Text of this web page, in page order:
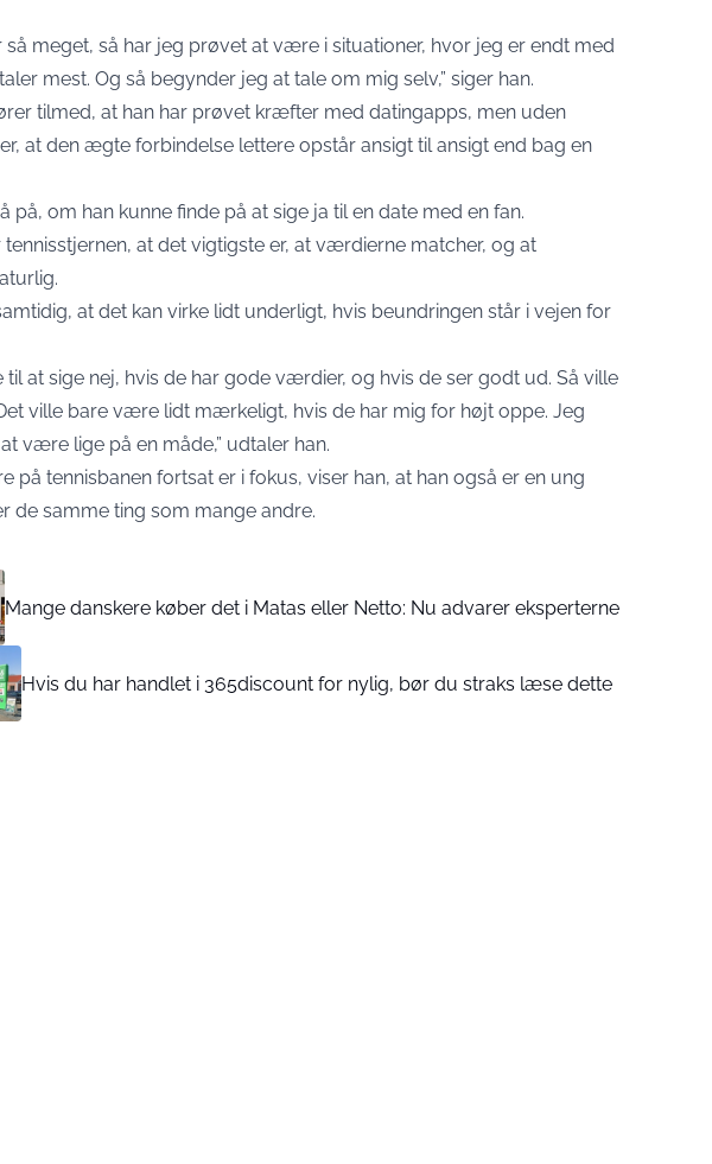
så meget, så har jeg prøvet at være i situationer, hvor jeg er endt med
mest. Og så begynder jeg at tale om mig selv,” siger han.
tilmed, at han har prøvet kræfter med datingapps, men uden
at den ægte forbindelse lettere opstår ansigt til ansigt end bag en
på, om han kunne finde på at sige ja til en date med en fan.
at det vigtigste er, at værdierne matcher, og at
at det kan virke lidt underligt, hvis beundringen står i vejen for
til at sige nej, hvis de har gode værdier, og hvis de ser godt ud. Så ville
ville bare være lidt mærkeligt, hvis de har mig for højt oppe. Jeg
være lige på en måde,” udtaler han.
på tennisbanen fortsat er i fokus, viser han, at han også er en ung
de samme ting som mange andre.
Mange danskere køber det i Matas eller Netto: Nu advarer eksperterne
Hvis du har handlet i 365discount for nylig, bør du straks læse dette